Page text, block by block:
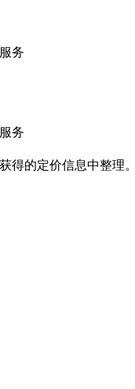
务
务
得的定价信息中整理